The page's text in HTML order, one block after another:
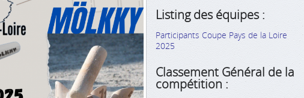
Listing des équipes :
Participants Coupe Pays de la Loire
2025
Classement Général de la
compétition :